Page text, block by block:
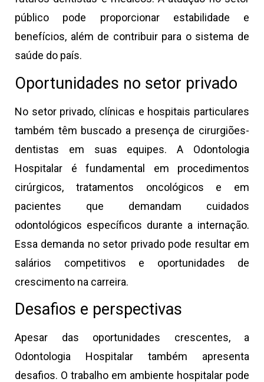
público pode proporcionar estabilidade e
benefícios, além de contribuir para o sistema de
saúde do país.
Oportunidades no setor privado
No setor privado, clínicas e hospitais particulares
também têm buscado a presença de cirurgiões-
dentistas em suas equipes. A Odontologia
Hospitalar é fundamental em procedimentos
cirúrgicos, tratamentos oncológicos e em
pacientes que demandam cuidados
odontológicos específicos durante a internação.
Essa demanda no setor privado pode resultar em
salários competitivos e oportunidades de
crescimento na carreira.
Desafios e perspectivas
Apesar das oportunidades crescentes, a
Odontologia Hospitalar também apresenta
desafios. O trabalho em ambiente hospitalar pode